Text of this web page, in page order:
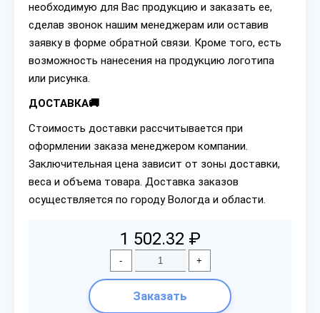
необходимую для Вас продукцию и заказать ее,
сделав звонок нашим менеджерам или оставив
заявку в форме обратной связи. Кроме того, есть
возможность нанесения на продукцию логотипа
или рисунка.
ДОСТАВКА🚚
Стоимость доставки рассчитывается при
оформлении заказа менеджером компании.
Заключительная цена зависит от зоны доставки,
веса и объема товара. Доставка заказов
осуществляется по городу Вологда и области.
1 502.32 ₽
- +
Заказать